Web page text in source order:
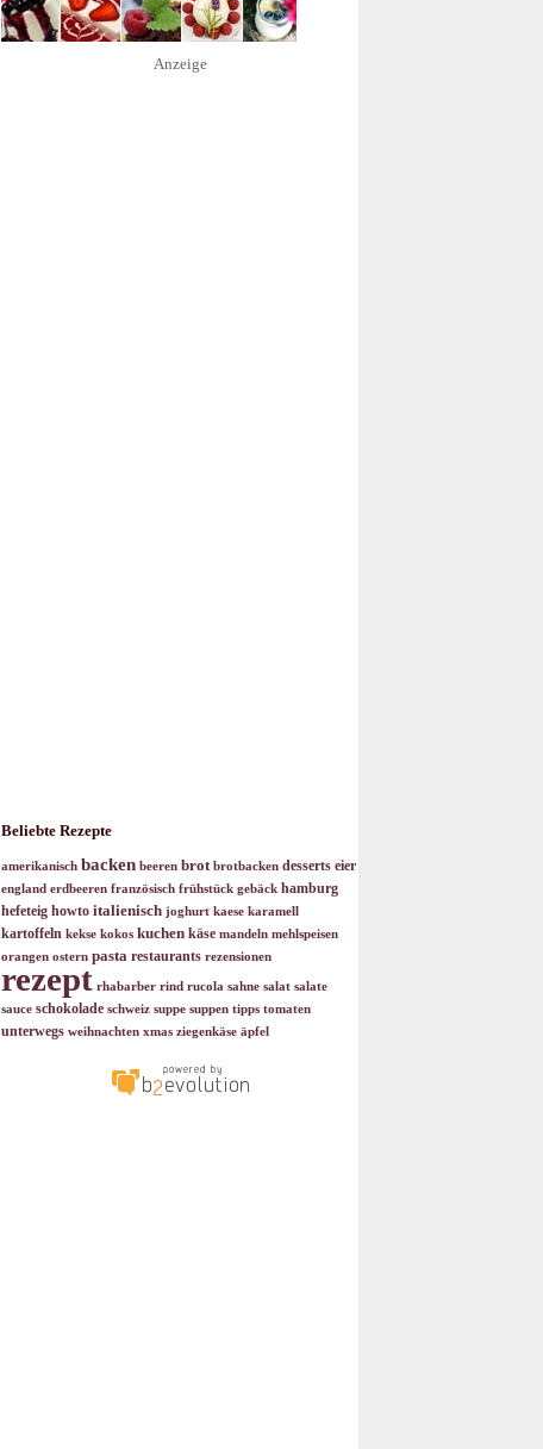
Anzeige
Beliebte Rezepte
amerikanisch backen beeren brot brotbacken desserts eier
england erdbeeren französisch frühstück gebäck hamburg
hefeteig howto italienisch joghurt kaese karamell
kartoffeln kekse kokos kuchen käse mandeln mehlspeisen
orangen ostern pasta restaurants rezensionen
rezept rhabarber rind rucola sahne salat salate
sauce schokolade schweiz suppe suppen tipps tomaten
unterwegs weihnachten xmas ziegenkäse äpfel